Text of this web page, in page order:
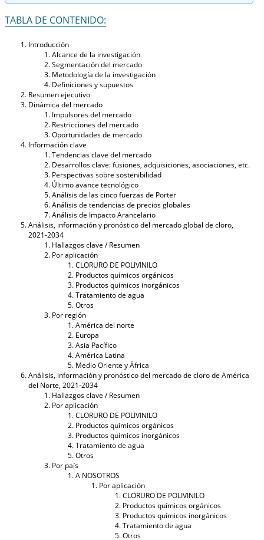
TABLA DE CONTENIDO:
Introducción
Alcance de la investigación
Segmentación del mercado
Metodología de la investigación
Definiciones y supuestos
Resumen ejecutivo
Dinámica del mercado
Impulsores del mercado
Restricciones del mercado
Oportunidades de mercado
Información clave
Tendencias clave del mercado
Desarrollos clave: fusiones, adquisiciones, asociaciones, etc.
Perspectivas sobre sostenibilidad
Último avance tecnológico
Análisis de las cinco fuerzas de Porter
Análisis de tendencias de precios globales
Análisis de Impacto Arancelario
Análisis, información y pronóstico del mercado global de cloro,
2021-2034
Hallazgos clave / Resumen
Por aplicación
CLORURO DE POLIVINILO
Productos químicos orgánicos
Productos químicos inorgánicos
Tratamiento de agua
Otros
Por región
América del norte
Europa
Asia Pacífico
América Latina
Medio Oriente y África
Análisis, información y pronóstico del mercado de cloro de América
del Norte, 2021-2034
Hallazgos clave / Resumen
Por aplicación
CLORURO DE POLIVINILO
Productos químicos orgánicos
Productos químicos inorgánicos
Tratamiento de agua
Otros
Por país
A NOSOTROS
Por aplicación
CLORURO DE POLIVINILO
Productos químicos orgánicos
Productos químicos inorgánicos
Tratamiento de agua
Otros